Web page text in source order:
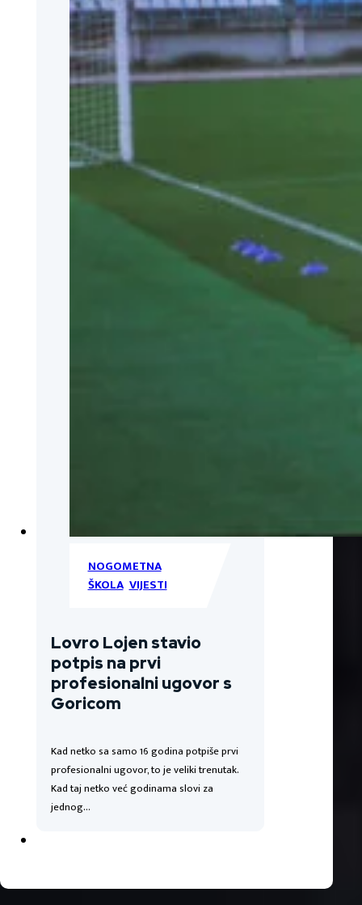
NOGOMETNA
ŠKOLA,VIJESTI
Lovro Lojen stavio
potpis na prvi
profesionalni ugovor s
Goricom
Kad netko sa samo 16 godina potpiše prvi
profesionalni ugovor, to je veliki trenutak.
Kad taj netko već godinama slovi za
jednog…